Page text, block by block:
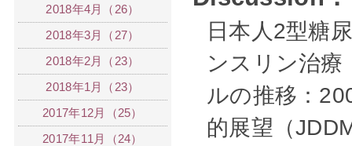
日本人2型糖
ンスリン治療
ルの推移：
的展望（
2018年4月（26）
2018年3月（27）
2018年2月（23）
2018年1月（23）
2017年12月（25）
2017年11月（24）